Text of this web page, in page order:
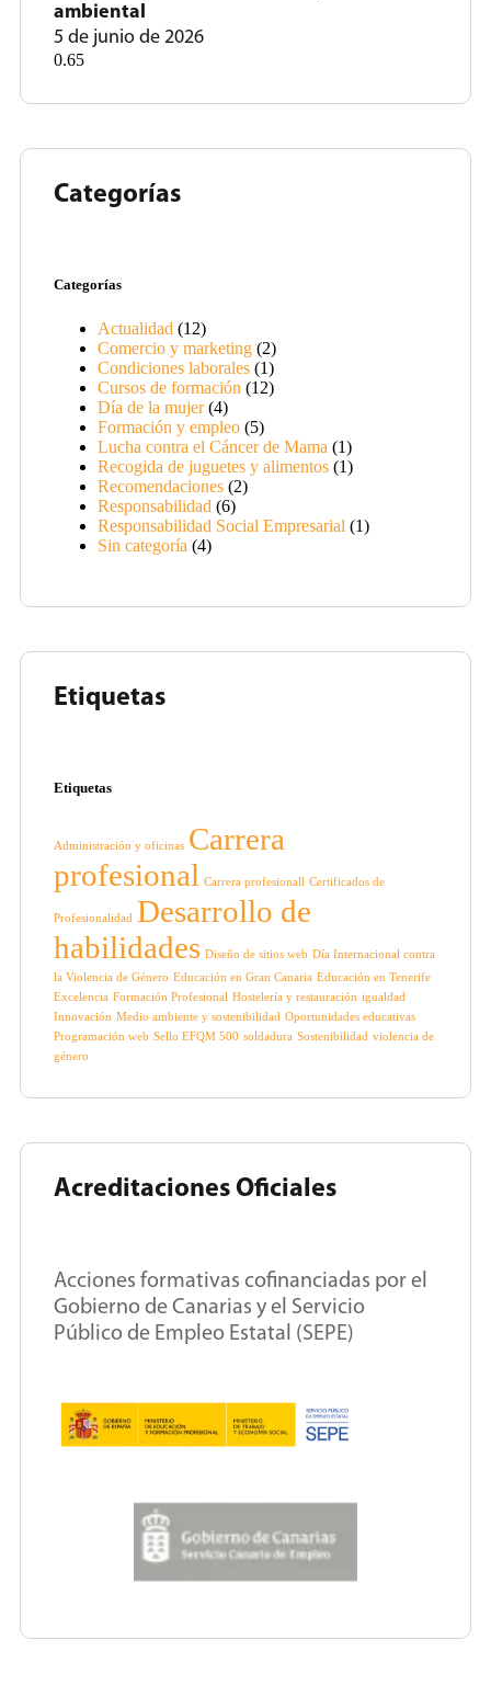
ambiental
5 de junio de 2026
Categorías
Categorías
Actualidad (12)
Comercio y marketing (2)
Condiciones laborales (1)
Cursos de formación (12)
Día de la mujer(4)
Formación y empleo (5)
Lucha contra el Cáncer de Mama (1)
Recogida de juguetes y alimentos (1)
Recomendaciones (2)
Responsabilidad (6)
Responsabilidad Social Empresarial (1)
Sin categoría (4)
Etiquetas
Etiquetas
Administración y oficinas Carrera
profesional Carrera profesionall Certificados de
Profesionalidad Desarrollo de
habilidades Diseño de sitios web Día Internacional contra
la Violencia de Género Educación en Gran Canaria Educación en Tenerife
Excelencia Formación Profesional Hostelería y restauración igualdad
Innovación Medio ambiente y sostenibilidad Oportunidades educativas
Programación web Sello EFQM 500 soldadura Sostenibilidad violencia de
género
Acreditaciones Oficiales
Acciones formativas cofinanciadas por el
Gobierno de Canarias y el Servicio
Público de Empleo Estatal (SEPE)